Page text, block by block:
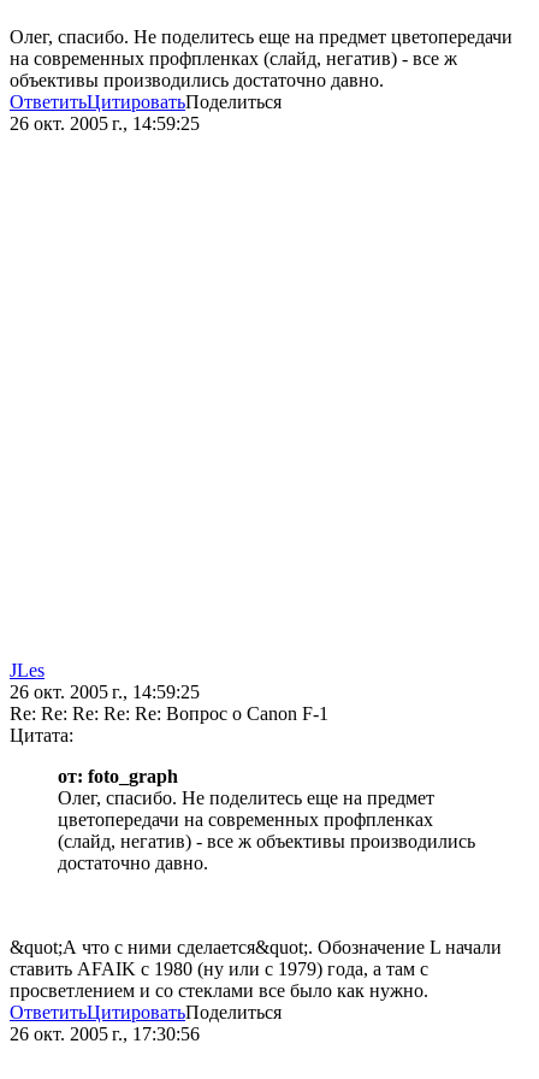
Олег, спасибо. Не поделитесь еще на предмет цветопередачи
на современных профпленках (слайд, негатив) - все ж
объективы производились достаточно давно.
ОтветитьЦитироватьПоделиться
26 окт. 2005 г., 14:59:25
JLes
26 окт. 2005 г., 14:59:25
Re: Re: Re: Re: Re: Вопрос о Canon F-1
Цитата:
от: foto_graph
Олег, спасибо. Не поделитесь еще на предмет
цветопередачи на современных профпленках
(слайд, негатив) - все ж объективы производились
достаточно давно.
&quot;А что с ними сделается&quot;. Обозначение L начали
ставить AFAIK с 1980 (ну или с 1979) года, а там с
просветлением и со стеклами все было как нужно.
ОтветитьЦитироватьПоделиться
26 окт. 2005 г., 17:30:56